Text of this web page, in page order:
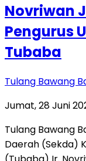
Novriwan
Pengurus
Tubaba
Tulang Bawang
Jumat, 28 Juni
Tulang Bawang
Daerah (Sekda)